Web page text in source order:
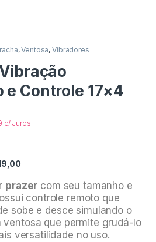
,Ventosa,Vibradores
Controle 17×4
c/ Juros
prazer com seu tamanho e
controle remoto que
sobe e desce simulando o
ventosa que permite grudá-lo
versatilidade no uso.